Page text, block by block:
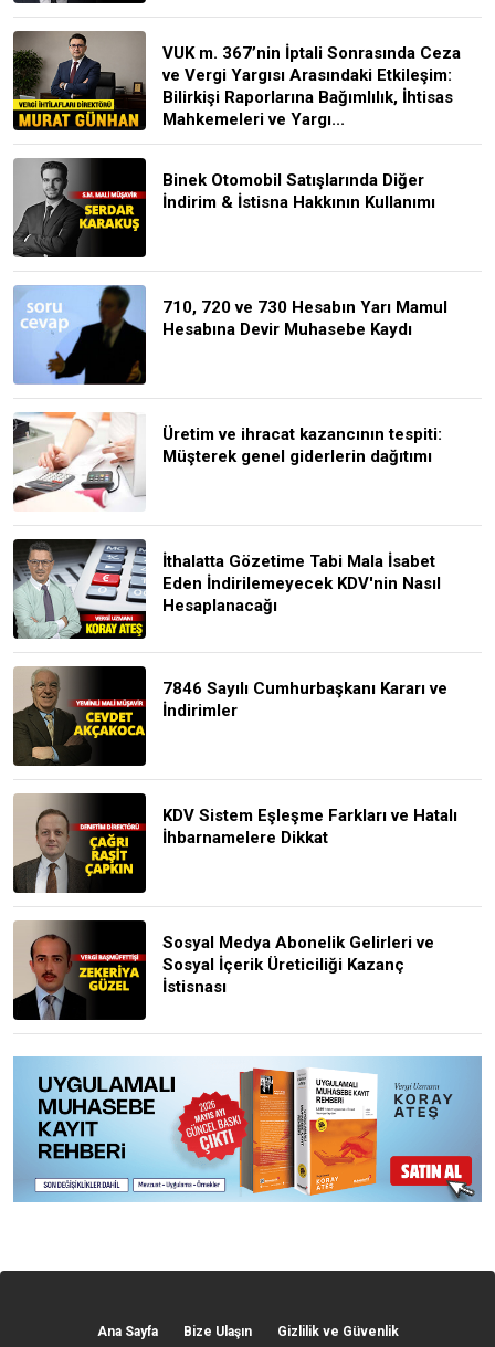
VUK m. 367’nin İptali Sonrasında Ceza
ve Vergi Yargısı Arasındaki Etkileşim:
Bilirkişi Raporlarına Bağımlılık, İhtisas
Mahkemeleri ve Yargı...
Binek Otomobil Satışlarında Diğer
İndirim & İstisna Hakkının Kullanımı
710, 720 ve 730 Hesabın Yarı Mamul
Hesabına Devir Muhasebe Kaydı
Üretim ve ihracat kazancının tespiti:
Müşterek genel giderlerin dağıtımı
İthalatta Gözetime Tabi Mala İsabet
Eden İndirilemeyecek KDV'nin Nasıl
Hesaplanacağı
7846 Sayılı Cumhurbaşkanı Kararı ve
İndirimler
KDV Sistem Eşleşme Farkları ve Hatalı
İhbarnamelere Dikkat
Sosyal Medya Abonelik Gelirleri ve
Sosyal İçerik Üreticiliği Kazanç
İstisnası
Ana Sayfa Bize Ulaşın Gizlilik ve Güvenlik